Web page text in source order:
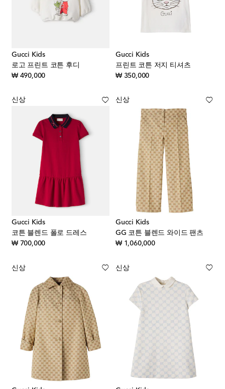
Gucci Kids
로고 프린트 코튼 후디
₩ 490,000original price
Gucci Kids
프린트 코튼 저지 티셔츠
₩ 350,000original price
신상
Gucci Kids
코튼 블렌드 폴로 드레스
₩ 700,000original price
신상
Gucci Kids
GG 코튼 블렌드 와이드 팬츠
₩ 1,060,000original price
신상 신상